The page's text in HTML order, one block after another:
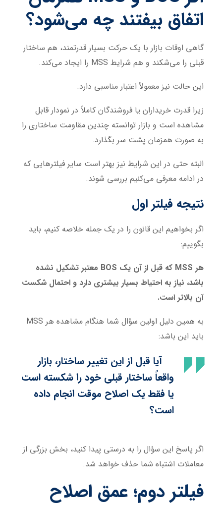
اتفاق بیفتند چه می‌شود؟
گاهی اوقات بازار با یک حرکت بسیار قدرتمند، هم ساختار
قبلی را می‌شکند و هم شرایط MSS را ایجاد می‌کند.
این حالت نیز معمولاً اعتبار مناسبی دارد.
زیرا قدرت خریداران یا فروشندگان کاملاً در نمودار قابل
مشاهده است و بازار توانسته چندین مقاومت ساختاری را
به صورت همزمان پشت سر بگذارد.
البته حتی در این شرایط نیز بهتر است سایر فیلترهایی که
در ادامه معرفی می‌کنیم بررسی شوند.
نتیجه فیلتر اول
اگر بخواهیم این قانون را در یک جمله خلاصه کنیم، باید
بگوییم:
هر MSS که قبل از آن یک BOS معتبر تشکیل نشده
باشد، نیاز به احتیاط بسیار بیشتری دارد و احتمال شکست
آن بالاتر است.
به همین دلیل اولین سؤال شما هنگام مشاهده هر MSS
باید این باشد:
آیا قبل از این تغییر ساختار، بازار
واقعاً ساختار قبلی خود را شکسته است
یا فقط یک اصلاح موقت انجام داده
است؟
اگر پاسخ این سؤال را به درستی پیدا کنید، بخش بزرگی از
معاملات اشتباه شما حذف خواهد شد.
فیلتر دوم؛ عمق اصلاح